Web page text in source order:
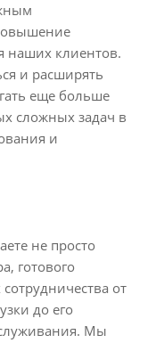
наших клиентов.
и расширять
еще больше
сложных задач в
и
не просто
готового
от
до его
Мы